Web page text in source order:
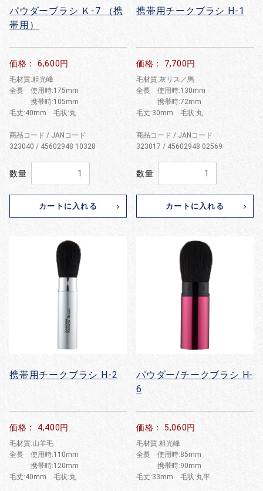
パウダーブラシ Ｋ-7 （携
帯用）
価格： 6,600円
毛材質:粗光峰
全長 使用時:175mm
携帯時:105mm
毛丈:40mm 毛状:丸
商品コード / JANコード
323040 / 45602948 10328
数量
カートに入れる
携帯用チークブラシ H-1
価格： 7,700円
毛材質:灰リス／馬
全長 使用時:130mm
携帯時:72mm
毛丈:30mm 毛状:丸
商品コード / JANコード
323017 / 45602948 02569
数量
カートに入れる
携帯用チークブラシ H-2
価格： 4,400円
毛材質:山羊毛
全長 使用時:110mm
携帯時:120mm
毛丈:40mm 毛状:丸
パウダー/チークブラシ H-
6
価格： 5,060円
毛材質:粗光峰
全長 使用時:85mm
携帯時:90mm
毛丈:33mm 毛状:丸平